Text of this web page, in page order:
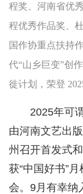
程奖、河南省优
程优秀作品奖、
国作协重点扶持
代“山乡巨变”创
徙计划，荣登
2025年可
由河南文艺出
州召开首发式
获“中国好书”
会。9月有幸